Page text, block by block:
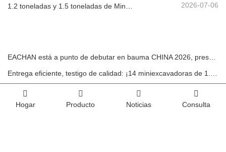
2026-07-06
EACHAN está a punto de debutar en bauma CHINA 2026, presentando innovadores logros en maquinaria de construcción pequeña en Shanghái
Hogar Producto Noticias Consulta